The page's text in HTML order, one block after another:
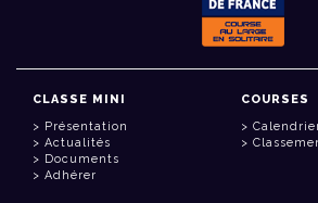
CLASSE MINI
Présentation
Actualités
Documents
Adhérer
COURSES